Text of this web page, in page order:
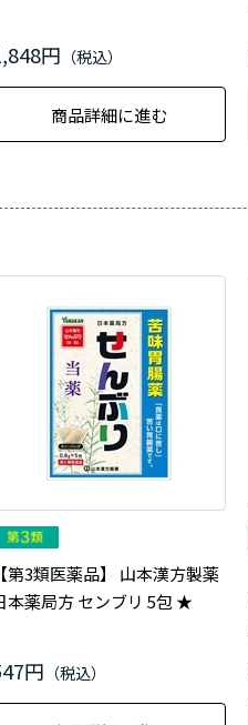
円
商品詳細に進む
【第3類医薬品】 山本漢方製薬
本薬局方 センブリ 5包 ★
円